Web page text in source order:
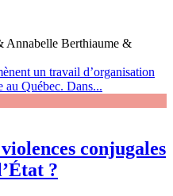
Annabelle Berthiaume &
un travail d’organisation
au Québec. Dans...
conjugales
?